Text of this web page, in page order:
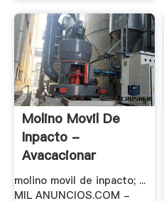
Molino Movil De
Inpacto -
Avacacionar
molino movil de inpacto; ...
MIL ANUNCIOS.COM -